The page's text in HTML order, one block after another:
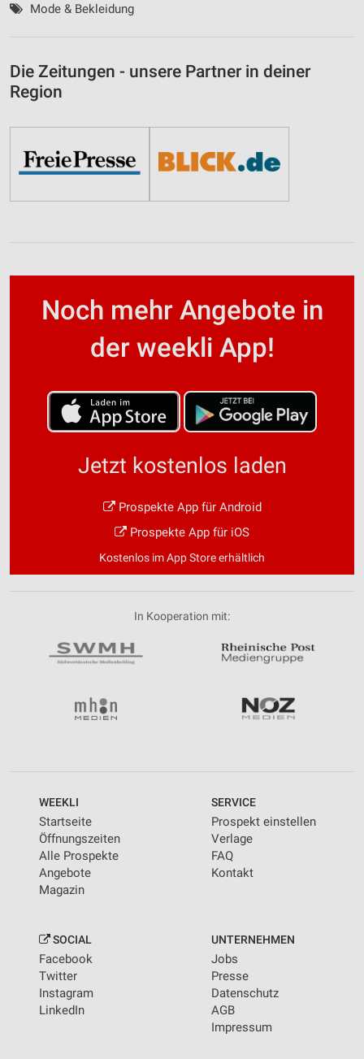
Mode & Bekleidung
Die Zeitungen - unsere Partner in deiner
Region
Noch mehr Angebote in
der weekli App!
Jetzt kostenlos laden
Prospekte App für Android
Prospekte App für iOS
Kostenlos im App Store erhältlich
In Kooperation mit:
WEEKLI
Startseite
Öffnungszeiten
Alle Prospekte
Angebote
Magazin
SERVICE
Prospekt einstellen
Verlage
FAQ
Kontakt
SOCIAL
Facebook
Twitter
Instagram
LinkedIn
UNTERNEHMEN
Jobs
Presse
Datenschutz
AGB
Impressum